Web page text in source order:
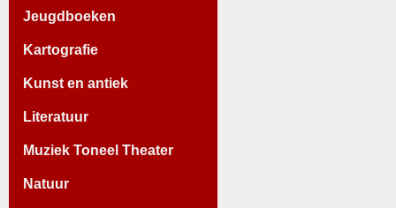
Jeugdboeken
Kartografie
Kunst en antiek
Literatuur
Muziek Toneel Theater
Natuur